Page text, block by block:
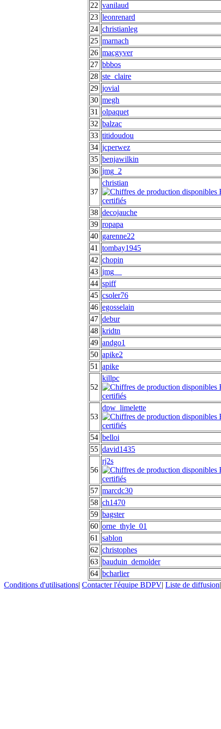
22 vanilaud
23 leonrenard
24 christianleg
25 marnach
26 macgyver
27 bbbos
28 ste_claire
29 jovial
30 megh
31
olpaquet
32 balzac
33 titidoudou
34 jcperwez
35 benjawilkin
36 jmg_2
37
christian
38 decojauche
39 ropapa
40 garenne22
41
tombay1945
42 chopin
43 jmg__
44 spiff
45 csoler76
46 egosselain
47 debur
48 kridtn
49 andgo1
50 apike2
51
apike
52
killpc
53
dpw_limelette
54 belloi
55 david1435
56
rj2s
57 marcdc30
58 ch1470
59 bagster
60 orne_thyle_01
61
sablon
62 christophes
63 bauduin_demolder
64 bcharlier
Conditions d'utilisations| Contacter l'équipe BDPV| Liste de diffusion